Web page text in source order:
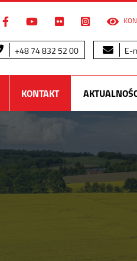
+48 74 832 52 00 E-
KONTAKT